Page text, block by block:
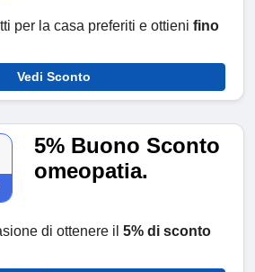
per la casa preferiti e ottieni fino
Vedi Sconto
5% Buono Sconto
omeopatia.
di ottenere il 5% di sconto